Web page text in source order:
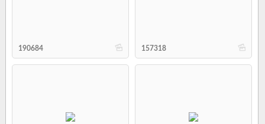
b
190684 b
157318